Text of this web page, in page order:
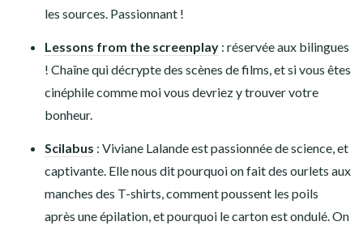
les sources. Passionnant !
Lessons from the screenplay : réservée aux bilingues
! Chaîne qui décrypte des scènes de films, et si vous êtes
cinéphile comme moi vous devriez y trouver votre
bonheur.
Scilabus : Viviane Lalande est passionnée de science, et
captivante. Elle nous dit pourquoi on fait des ourlets aux
manches des T-shirts, comment poussent les poils
après une épilation, et pourquoi le carton est ondulé. On